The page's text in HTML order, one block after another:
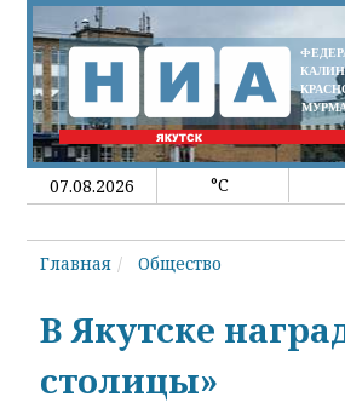
07.08.2026 °C
Главная
Общество
В Якутске
столицы»